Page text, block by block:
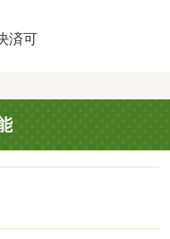
す！バス停目の前！
人町店まで！・バイ
済可